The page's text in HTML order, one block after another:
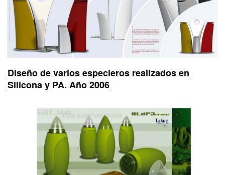
Diseño de varios especieros realizados en
Silicona y PA. Año 2006